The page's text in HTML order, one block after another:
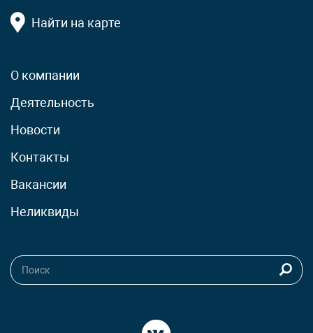
Найти на карте
О компании
Деятельность
Новости
Контакты
Вакансии
Неликвиды